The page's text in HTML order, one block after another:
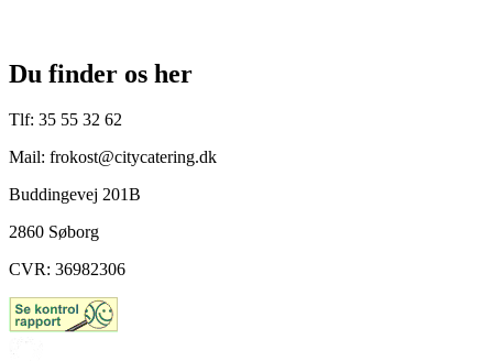
Du finder os her
Tlf: 35 55 32 62
Mail: frokost@citycatering.dk
Buddingevej 201B
2860 Søborg
CVR: 36982306